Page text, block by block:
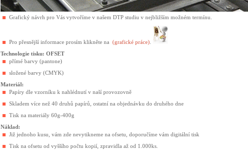
Grafický návrh pro Vás vytvoříme v našem DTP studiu v nejbližším možném termínu.
Pro přesnější informace prosím klikněte na (grafické práce)
Technologie tisku: OFSET
přímé barvy (pantone)
složené barvy (CMYK)
Materiál:
Papíry dle vzorníku k nahlédnutí v naší provozovně
Skladem více než 40 druhů papírů, ostatní na objednávku do druhého dne
Tisk na materiály 60g-400g
Náklad:
Již jednoho kusu, vám zde nevytikneme na ofsetu, doporučíme vám digitální tisk
Tisk na ofsetu od vyššího počtu kopií, zpravidla až od 1.000ks.